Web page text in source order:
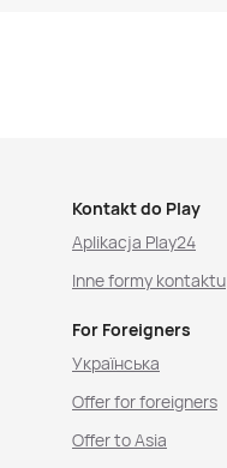
Kontakt do Play
Aplikacja Play24
Inne formy kontaktu
For Foreigners
Українська
Offer for foreigners
Offer to Asia